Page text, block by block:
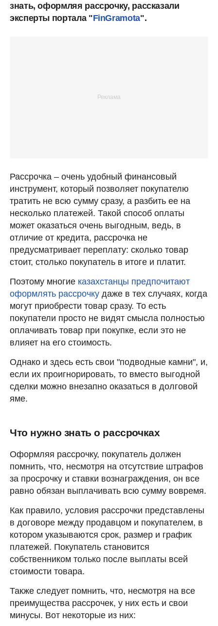
знать, оформляя рассрочку, рассказали
эксперты портала "FinGramota".
Рассрочка – очень удобный финансовый
инструмент, который позволяет покупателю
тратить не всю сумму сразу, а разбить ее на
несколько платежей. Такой способ оплаты
может оказаться очень выгодным, ведь, в
отличие от кредита, рассрочка не
предусматривает переплату: сколько товар
стоит, столько покупатель в итоге и платит.
Поэтому многие казахстанцы предпочитают
оформлять рассрочку даже в тех случаях, когда
могут приобрести товар сразу. То есть
покупатели просто не видят смысла полностью
оплачивать товар при покупке, если это не
влияет на его стоимость.
Однако и здесь есть свои "подводные камни", и,
если их проигнорировать, то вместо выгодной
сделки можно внезапно оказаться в долговой
яме.
Что нужно знать о рассрочках
Оформляя рассрочку, покупатель должен
помнить, что, несмотря на отсутствие штрафов
за просрочку и ставки вознаграждения, он все
равно обязан выплачивать всю сумму вовремя.
Как правило, условия рассрочки представлены
в договоре между продавцом и покупателем, в
котором указываются срок, размер и график
платежей. Покупатель становится
собственником только после выплаты всей
стоимости товара.
Также следует помнить, что, несмотря на все
преимущества рассрочек, у них есть и свои
минусы. Вот некоторые из них: